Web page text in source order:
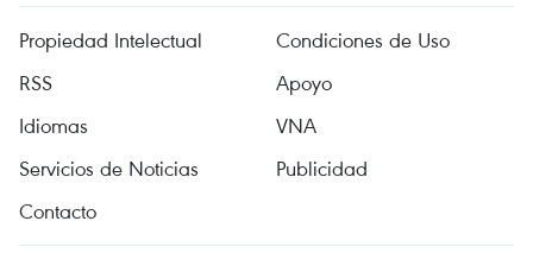
Propiedad Intelectual
Condiciones de Uso
RSS
Apoyo
Idiomas
VNA
Servicios de Noticias
Publicidad
Contacto